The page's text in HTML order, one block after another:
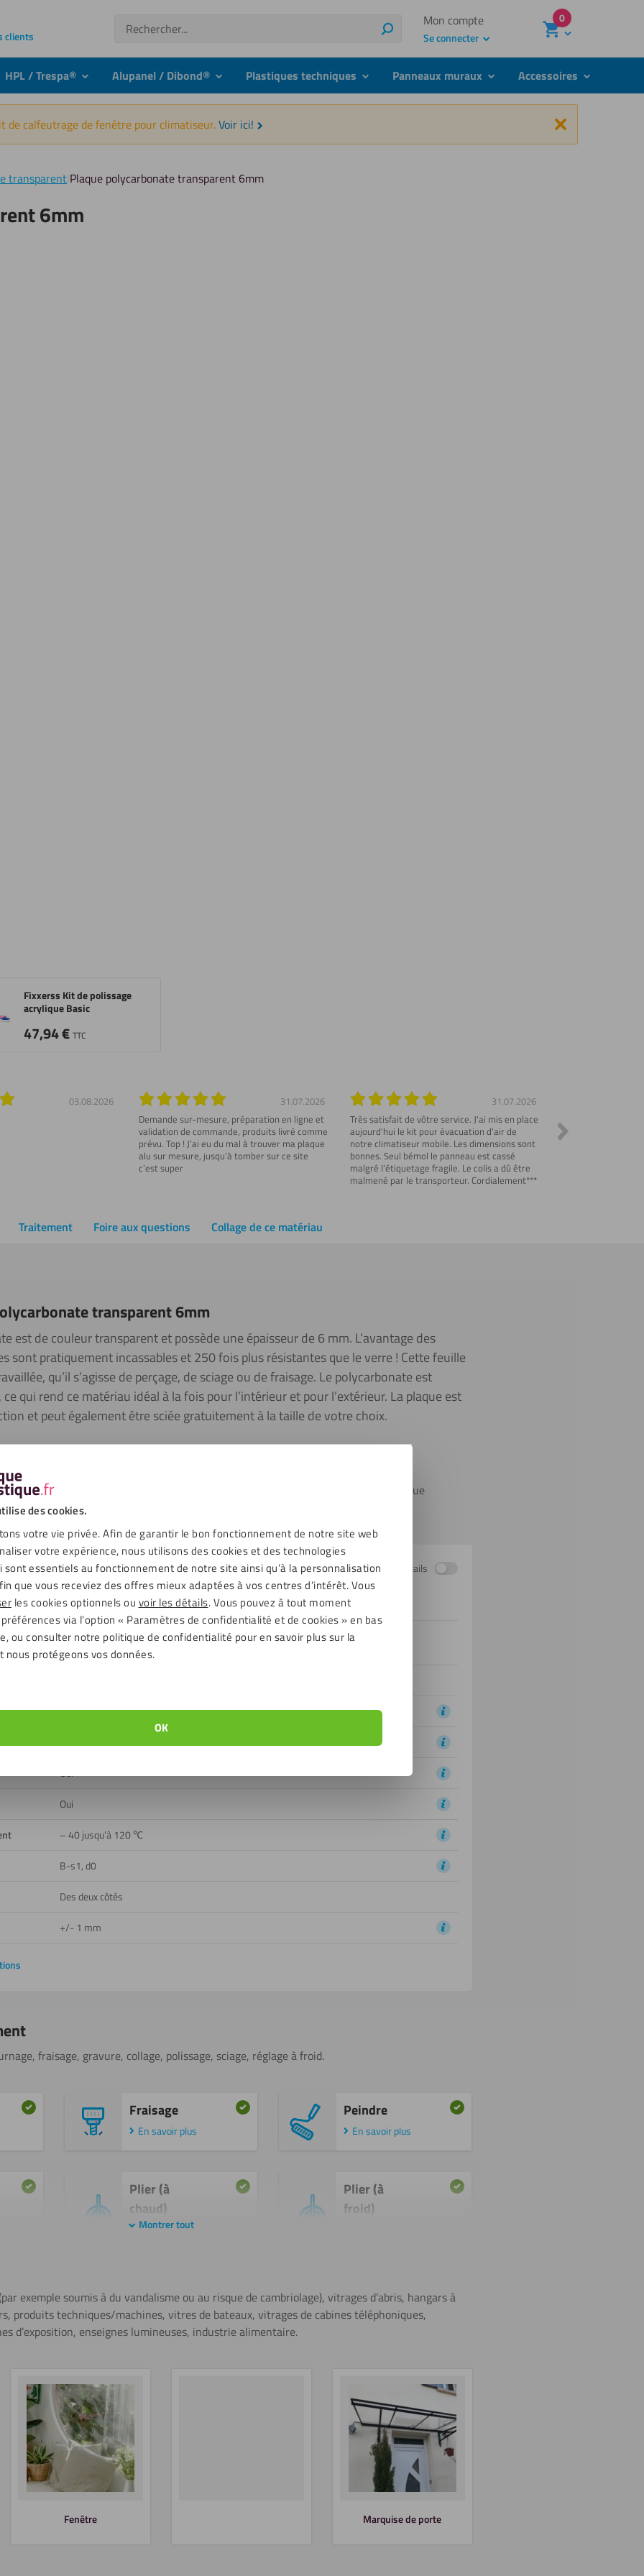
des cookies.
votre vie privée. Afin de garantir le bon fonctionnement de notre site web
votre expérience, nous utilisons des cookies et des technologies
sont essentiels au fonctionnement de notre site ainsi qu’à la personnalisation
que vous receviez des offres mieux adaptées à vos centres d’intérêt. Vous
les cookies optionnels ou voir les détails. Vous pouvez à tout moment
via l’option « Paramètres de confidentialité et de cookies » en bas
ou consulter notre politique de confidentialité pour en savoir plus sur la
nous protégeons vos données.
OK
clients
Recherche
Rechercher
Mon compte
Se connecter
0
HPL / Trespa® submenuAlupanel / Dibond® submenuPlastiques techniques submenuPanneaux muraux submenuAccessoires submenu
de calfeutrage de fenêtre pour climatiseur.Voir ici! Fermer
transparent Plaque polycarbonate transparent 6mm
6mm
Fixxerss Kit de polissage
acrylique Basic
47,94€ TTC
03.08.2026
31.07.2026
Demande sur-mesure, préparation en ligne et
validation de commande, produits livré comme
prévu. Top ! J’ai eu du mal à trouver ma plaque
alu sur mesure, jusqu’à tomber sur ce site
c’est super
31.07.2026
Très satisfait de vôtre service. J'ai mis en place
aujourd'hui le kit pour évacuation d'air de
notre climatiseur mobile. Les dimensions sont
bonnes. Seul bémol le panneau est cassé
malgré l'étiquetage fragile. Le colis a dû être
malmené par le transporteur. Cordialement***
Emballage de
Traitement Foire aux questions Collage de ce matériau
transparent 6mm
est de couleur transparent et possède une épaisseur de 6 mm. L’avantage des
sont pratiquement incassables et 250 fois plus résistantes que le verre ! Cette feuille
qu’il s’agisse de perçage, de sciage ou de fraisage. Le polycarbonate est
qui rend ce matériau idéal à la fois pour l’intérieur et pour l’extérieur. La plaque est
et peut également être sciée gratuitement à la taille de votre choix.
(250x plus résistant que le verre), déformable à froid, résistant aux UV et cette plaque
Afficher les détails
Transparent
88 %
Oui
Oui
– 40 jusqu’à 120 ℃
B-s1, d0
Des deux côtés
+/- 1 mm
fraisage, gravure, collage, polissage, sciage, réglage à froid.
Fraisage
En savoir plus
Peindre
En savoir plus
Plier (à
chaud)
En savoir plus
Plier (à
froid)
circulaire)
En savoir plus
sauteuse)
En savoir plus
Découpe au
laser
Découper
Montrer tout
exemple soumis à du vandalisme ou au risque de cambriolage), vitrages d’abris, hangars à
produits techniques/machines, vitres de bateaux, vitrages de cabines téléphoniques,
d’exposition, enseignes lumineuses, industrie alimentaire.
Fenêtre Marquise de porte